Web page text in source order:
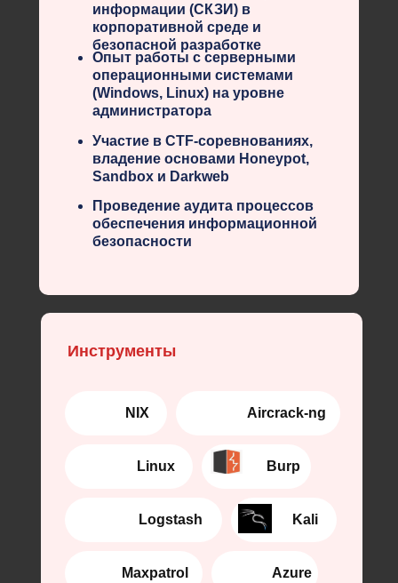
Инструменты
информации (СКЗИ) в
корпоративной среде и
безопасной разработке
⠀⠀⠀⠀Kali
⠀⠀⠀⠀⠀Burp
Опыт работы с серверными
операционными системами
(Windows, Linux) на уровне
администратора
Проведение аудита процессов
обеспечения информационной
безопасности
⠀⠀⠀⠀NIX
⠀⠀⠀⠀⠀Azure
⠀⠀⠀⠀⠀ Aircrack-ng
Участие в CTF-соревнованиях,
владение основами Honeypot,
Sandbox и Darkweb
⠀⠀⠀⠀⠀Linux
⠀⠀⠀⠀Maxpatrol
⠀⠀⠀⠀⠀Logstash